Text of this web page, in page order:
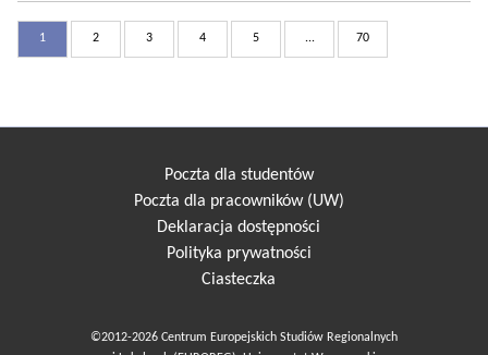
1 2 3 4 5 ... 70
Poczta dla studentów
Poczta dla pracowników (UW)
Deklaracja dostępności
Polityka prywatności
Ciasteczka
©2012-2026 Centrum Europejskich Studiów Regionalnych